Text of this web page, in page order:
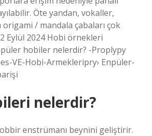
Öte yandan, vokaller,
/ mandala çabaları çok
Eylül 2024 Hobi örnekleri
hobiler nelerdir? -Proplypy
VE-Hobi-Armekleripry› Enpüler-
nelerdir?
enstrümanı beynini geliştirir.